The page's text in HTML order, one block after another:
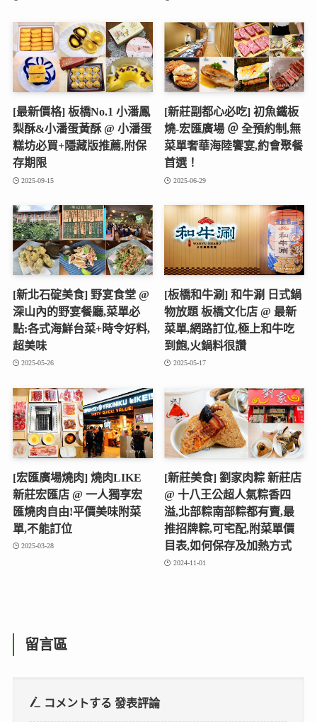
[最新價格] 板橋No.1 小潘鳳
梨酥&小潘蛋黃酥 @ 小潘蛋
糕坊必買+隱藏版推薦,附保
存期限
2025-09-15
[新莊副都心必吃] 初魚鐵板
燒‑宏匯廣場 ＠ 全預約制,無
菜單奢華海陸饗宴,約會聚餐
首選！
2025-06-29
[新北石碇美食] 野宴食堂 @
深山內的野宴餐廳,菜單必
點:各式海鮮台菜+時令好料,
超美味
2025-05-26
[板橋和牛涮] 和牛涮 日式鍋
物放題 板橋文化店 @ 最新
菜單,網路訂位,極上和牛吃
到飽,火鍋料很讚
2025-05-17
[宏匯廣場燒肉] 燒肉LIKE
新莊宏匯店 @ 一人獨享宏
匯燒肉自由!平價美味附菜
單,不能訂位
2025-03-28
[新莊美食] 劉家肉粽 新莊店
@ 十八王公超人氣粽香四
溢,北部粽南部粽都有賣,最
推招牌粽,可宅配,附菜單價
目表,如何保存及加熱方式
2024-11-01
留言區
コメントする發表評論